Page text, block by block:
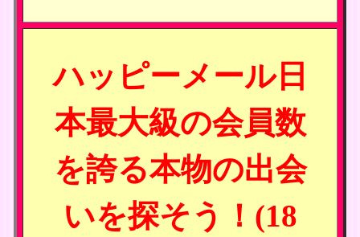
ハッピーメール日
本最大級の会員数
を誇る本物の出会
いを探そう！(18